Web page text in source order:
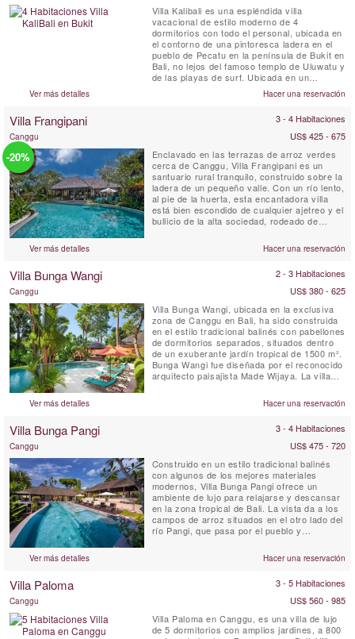
Villa Kalibali es una espléndida villa
vacacional de estilo moderno de 4
dormitorios con todo el personal, ubicada en
el contorno de una pintoresca ladera en el
pueblo de Pecatu en la península de Bukit en
Bali, no lejos del famoso templo de Uluwatu y
de las playas de surf. Ubicada en un
espacioso jardín, Villa KaliBali está
bendecida con espectaculares vistas
parte de la costa oeste de Bali. Los
huéspedes que se alojen en Villa ...
Ver más detalles Hacer una reservación
Villa Frangipani 3 - 4 Habitaciones
Canggu US$ 425 - 675
-20%
Enclavado en las terrazas de arroz verdes
cerca de Canggu, Villa Frangipani es un
santuario rural tranquilo, construido sobre la
ladera de un pequeño valle. Con un río lento,
al pie de la huerta, esta encantadora villa
está bien escondido de cualquier ajetreo y el
bullicio de la alta sociedad, rodeado de
Ver más detalles Hacer una reservación
Villa Bunga Wangi 2 - 3 Habitaciones
Canggu
US$ 380 - 625
Villa Bunga Wangi, ubicada en la exclusiva
zona de Canggu en Bali, ha sido construida
en el estilo tradicional balinés con pabellones
de dormitorios separados, situados dentro
de un exuberante jardín tropical de 1500 m².
Bunga Wangi fue diseñada por el reconocido
arquitecto paisajista Made Wijaya. La villa
individuales con baños en suite para hasta
seis huéspedes, además de una sala de TV
Ver más detalles Hacer una reservación
Villa Bunga Pangi 3 - 4 Habitaciones
Canggu
US$ 475 - 720
Construido en un estilo tradicional balinés
con algunos de los mejores materiales
modernos, Villa Bunga Pangi ofrece un
ambiente de lujo para relajarse y descansar
en la zona tropical de Bali. La vista da a los
campos de arroz situados en el otro lado del
río Pangi, que pasa por el pueblo y
hasta el océano. Bunga significa "flor",
disfrutar de un cóctel al atardecer rodeado
Ver más detalles Hacer una reservación
Villa Paloma 3 - 5 Habitaciones
Canggu
US$ 560 - 985
Villa Paloma en Canggu, es una villa de lujo
de 5 dormitorios con amplios jardines, a 800